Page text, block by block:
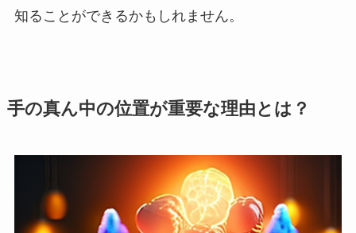
知ることができるかもしれません。
手の真ん中の位置が重要な理由とは？